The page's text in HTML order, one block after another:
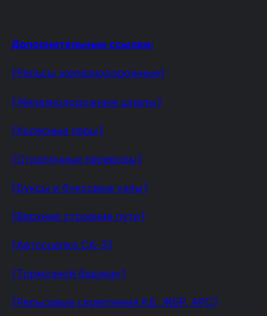
Дополнительные ссылки:
⟦Рельсы железнодорожные⟧
⟦Железнодорожные шпалы⟧
⟦Колесные пары⟧
⟦Стрелочные переводы⟧
⟦Буксы и буксовые узлы⟧
⟦Верхнее строение пути⟧
⟦Автосцепка СА-3⟧
⟦Тормозной башмак⟧
⟦Рельсовые скрепления КБ, ЖБР, АРС⟧